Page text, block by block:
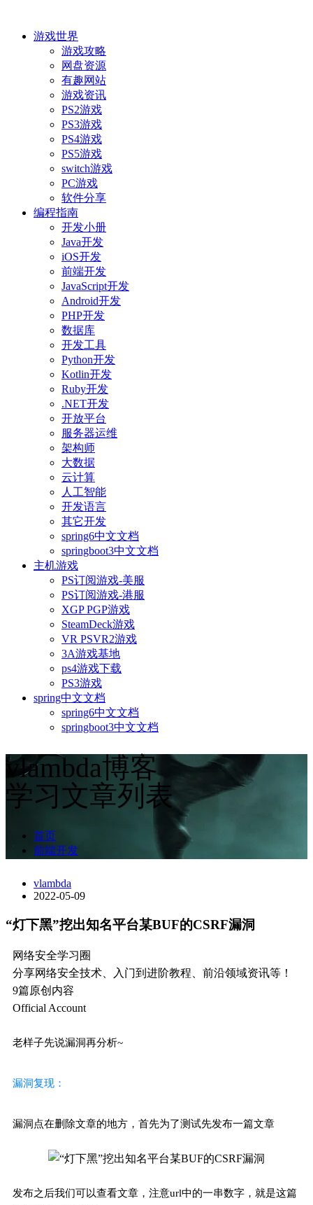
游戏世界
游戏攻略
网盘资源
有趣网站
游戏资讯
PS2游戏
PS3游戏
PS4游戏
PS5游戏
switch游戏
PC游戏
软件分享
编程指南
开发小册
Java开发
iOS开发
前端开发
JavaScript开发
Android开发
PHP开发
数据库
开发工具
Python开发
Kotlin开发
Ruby开发
.NET开发
开放平台
服务器运维
架构师
大数据
云计算
人工智能
开发语言
其它开发
spring6中文文档
springboot3中文文档
主机游戏
PS订阅游戏-美服
PS订阅游戏-港服
XGP PGP游戏
SteamDeck游戏
VR PSVR2游戏
3A游戏基地
ps4游戏下载
PS3游戏
spring中文文档
spring6中文文档
springboot3中文文档
vlambda博客
学习文章列表
首页
前端开发
vlambda
2022-05-09
“灯下黑”挖出知名平台某BUF的CSRF漏洞
网络安全学习圈
分享网络安全技术、入门到进阶教程、前沿领域资讯等！
9篇原创内容
Official Account
老样子先说漏洞再分析~
漏洞复现：
漏洞点在删除文章的地方，首先为了测试先发布一篇文章
发布之后我们可以查看文章，注意url中的一串数字，就是这篇